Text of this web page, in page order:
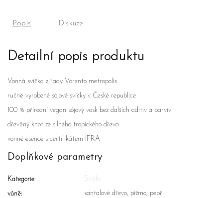
Popis Diskuze
Detailní popis produktu
Vonná svíčka z řady Vorento metropolis
ručně vyrobené sójové svíčky v České republice
100 % přírodní vegan sójový vosk bez dalších aditiv a barviv
dřevěný knot ze silného tropického dřeva
vonné esence s certifikátem IFRA
Doplňkové parametry
Kategorie:
Svíčky
vůně:
santalové dřevo, pižmo, pepř